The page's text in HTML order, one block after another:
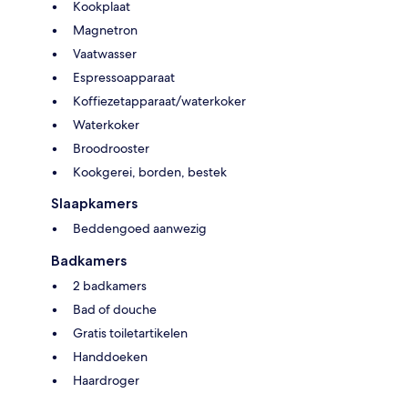
Kookplaat
Magnetron
Vaatwasser
Espressoapparaat
Koffiezetapparaat/waterkoker
Waterkoker
Broodrooster
Kookgerei, borden, bestek
Slaapkamers
Beddengoed aanwezig
Badkamers
2 badkamers
Bad of douche
Gratis toiletartikelen
Handdoeken
Haardroger